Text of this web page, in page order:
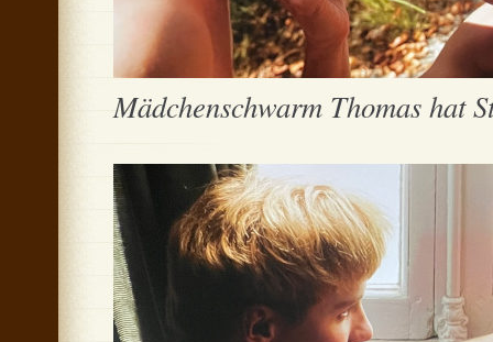
Mädchenschwarm Thomas hat